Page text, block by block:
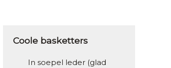
Coole basketters
In soepel leder (glad